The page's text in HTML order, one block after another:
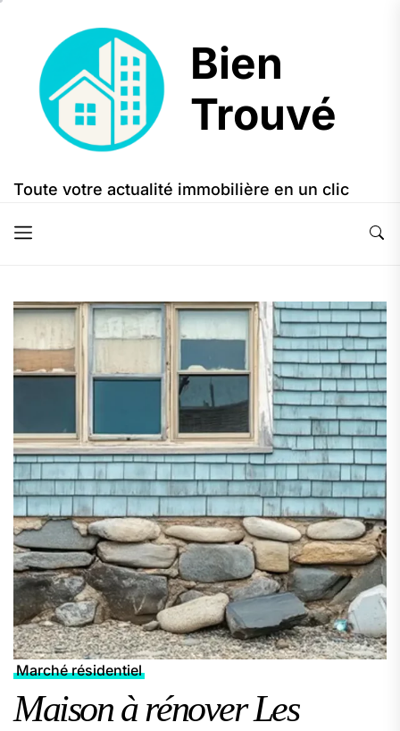
content
Bien
Trouvé
Bien
Trouvé
Toute votre actualité immobilière en un clic
Marché résidentiel
Maison à rénover Les